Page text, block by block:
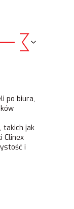
po biura,
takich jak
Clinex
i